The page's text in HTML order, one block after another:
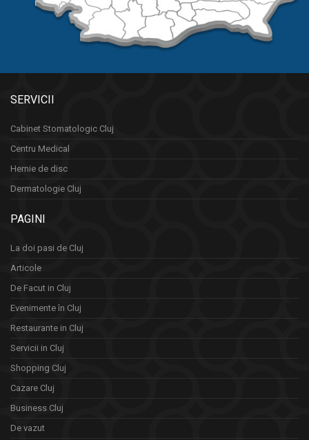
SERVICII
Cabinet Stomatologic Cluj
Centru Medical
Hernie de disc
Dermatologie Cluj
PAGINI
La doi pasi de Cluj
Articole
De Facut in Cluj
Evenimente în Cluj
Restaurante in Cluj
Servicii in Cluj
Shopping Cluj
Cazare Cluj
Business Cluj
De vazut